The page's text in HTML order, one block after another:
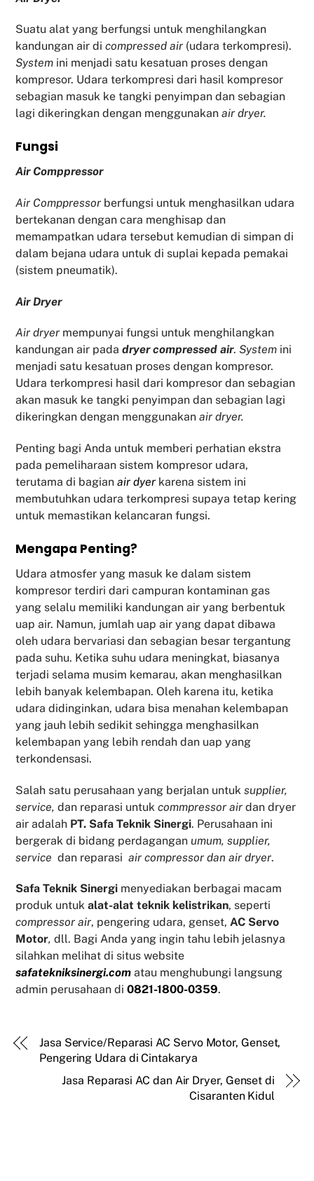
Suatu alat yang berfungsi untuk menghilangkan
kandungan air dicompressed air (udara terkompresi).
System ini menjadi satu kesatuan proses dengan
kompresor. Udara terkompresi dari hasil kompresor
sebagian masuk ke tangki penyimpan dan sebagian
lagi dikeringkan dengan menggunakan air dryer.
Fungsi
Air Comppressor
Air Comppressor berfungsi untuk menghasilkan udara
bertekanan dengan cara menghisap dan
memampatkan udara tersebut kemudian di simpan di
dalam bejana udara untuk di suplai kepada pemakai
(sistem pneumatik).
Air Dryer
Air dryer mempunyai fungsi untuk menghilangkan
kandungan air padadryer compressed air.System ini
menjadi satu kesatuan proses dengan kompresor.
Udara terkompresi hasil dari kompresor dan sebagian
akan masuk ke tangki penyimpan dan sebagian lagi
dikeringkan dengan menggunakanair dryer.
Penting bagi Anda untuk memberi perhatian ekstra
pada pemeliharaan sistem kompresor udara,
terutama di bagianair dyer karena sistem ini
membutuhkan udara terkompresi supaya tetap kering
untuk memastikan kelancaran fungsi.
Mengapa Penting?
Udara atmosfer yang masuk ke dalam sistem
kompresor terdiri dari campuran kontaminan gas
yang selalu memiliki kandungan air yang berbentuk
uap air. Namun, jumlah uap air yang dapat dibawa
oleh udara bervariasi dan sebagian besar tergantung
pada suhu. Ketika suhu udara meningkat, biasanya
terjadi selama musim kemarau, akan menghasilkan
lebih banyak kelembapan. Oleh karena itu, ketika
udara didinginkan, udara bisa menahan kelembapan
yang jauh lebih sedikit sehingga menghasilkan
kelembapan yang lebih rendah dan uap yang
terkondensasi.
Salah satu perusahaan yang berjalan untuksupplier,
service, dan reparasi untukcommpressor air dan dryer
air adalah PT. Safa Teknik Sinergi. Perusahaan ini
bergerak di bidang perdaganganumum, supplier,
service dan reparasiair compressor dan air dryer.
Safa Teknik Sinergi menyediakan berbagai macam
produk untukalat-alat teknik kelistrikan, seperti
compressor air, pengering udara, genset,AC Servo
Motor, dll. Bagi Anda yang ingin tahu lebih jelasnya
silahkan melihat di situs website
safatekniksinergi.com atau menghubungi langsung
admin perusahaan di0821-1800-0359.
Jasa Service/Reparasi AC Servo Motor, Genset,
Pengering Udara di Cintakarya
Jasa Reparasi AC dan Air Dryer, Genset di
Cisaranten Kidul